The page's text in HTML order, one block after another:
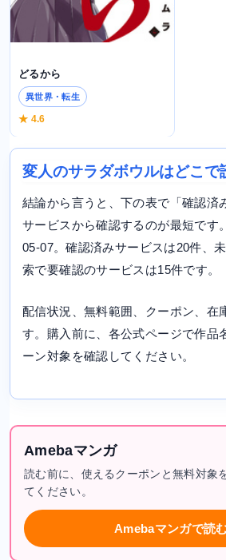
どるから
異世界・転生
★ 4.6
変人のサラダボウルはどこで
結論から言うと、下の表で「確認済
サービスから確認するのが最短です
05-07。確認済みサービスは20件、
索で要確認のサービスは15件です。
配信状況、無料範囲、クーポン、在
す。購入前に、各公式ページで作品
ーン対象を確認してください。
Amebaマンガ
読む前に、使えるクーポンと無料対象
てください。
Amebaマンガで読